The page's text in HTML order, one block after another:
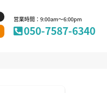
営業時間：9:00am～6:00pm
050-7587-6340